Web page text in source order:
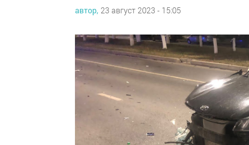
автор, 23 август 2023 - 15:05